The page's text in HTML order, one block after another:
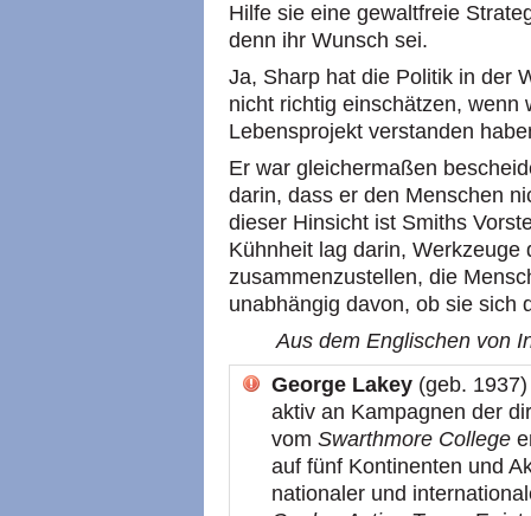
Hilfe sie eine gewaltfreie
denn ihr Wunsch sei.
Ja, Sharp hat die Politik in der
nicht richtig einschätzen, wenn
Lebensprojekt verstanden
Er war gleichermaßen
darin, dass er den Menschen
dieser Hinsicht ist Smiths
Kühnheit lag darin,
zusammenzustellen, die
unabhängig davon, ob sie sich
Aus dem Englischen von
George Lakey (geb.
aktiv an Kampagnen der
vom Swarthmore College
auf fünf Kontinenten und
nationaler und